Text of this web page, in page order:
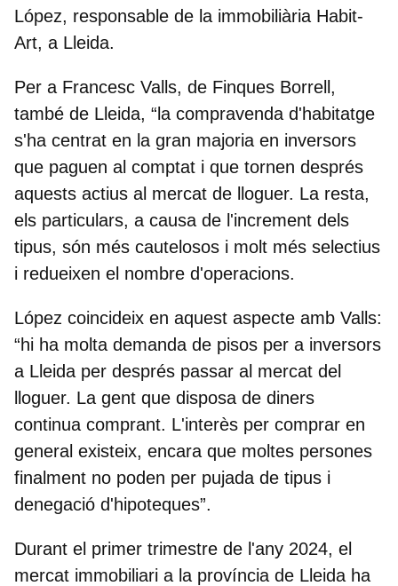
López, responsable de la immobiliària Habit-
Art, a Lleida.
Per a Francesc Valls, de Finques Borrell,
també de Lleida, “la compravenda d'habitatge
s'ha centrat en la gran majoria en inversors
que paguen al comptat i que tornen després
aquests actius al mercat de lloguer. La resta,
els particulars, a causa de l'increment dels
tipus, són més cautelosos i molt més selectius
i redueixen el nombre d'operacions.
López coincideix en aquest aspecte amb Valls:
“hi ha molta demanda de pisos per a inversors
a Lleida per després passar al mercat del
lloguer. La gent que disposa de diners
continua comprant. L'interès per comprar en
general existeix, encara que moltes persones
finalment no poden per pujada de tipus i
denegació d'hipoteques”.
Durant el primer trimestre de l'any 2024, el
mercat immobiliari a la província de Lleida ha